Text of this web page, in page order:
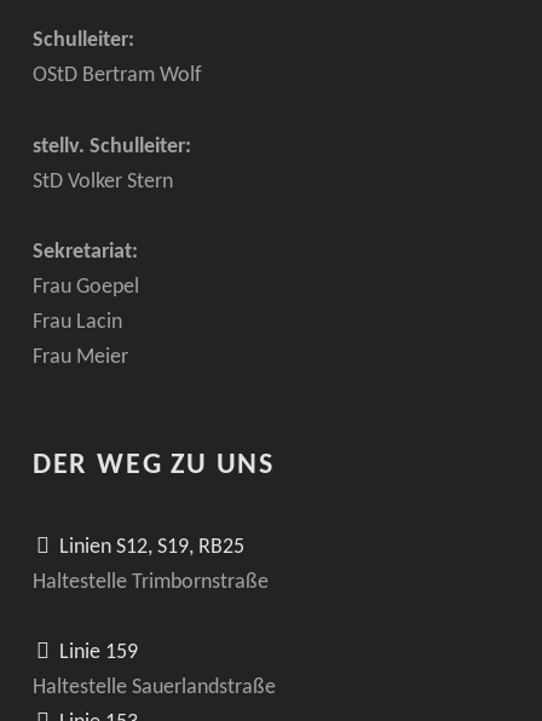
Schulleiter:
OStD Bertram Wolf
stellv. Schulleiter:
StD Volker Stern
Sekretariat:
Frau Goepel
Frau Lacin
Frau Meier
DER WEG ZU UNS
Linien S12, S19, RB25
Haltestelle Trimbornstraße
Linie 159
Haltestelle Sauerlandstraße